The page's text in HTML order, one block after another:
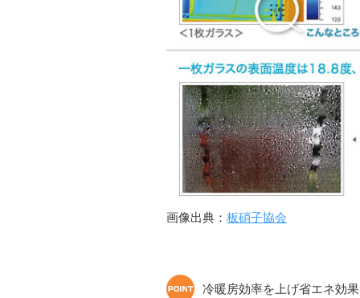
画像出典： 板硝子協会
冷暖房効率を上げ省エネ効果